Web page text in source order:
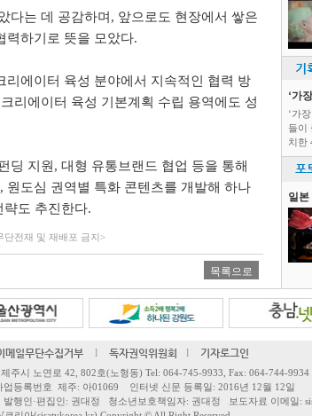
다는 데 공감하며 , 앞으로도 현장에서 쌓은
력하기로 뜻을 모았다.
에이터 육성 분야에서 지속적인 협력 방
리에이터 육성 기본계획 수립 용역에도 성
딩 지원 , 대형 유통브랜드 협업 등을 통해
, 원도심 권역별 특화 콘텐츠를 개발해 하나
략도 추진한다.
단전재 및 재배포 금지>
목록으로
기
‘가
‘가
들이
치한
포
일본
메일무단수집거부 l 독자권익위원회 l 기자로그인
주시 노연로 42, 802호(노형동) Tel: 064-745-9933, Fax: 064-744-9934
업등록번호 제주: 아01069 인터넷 신문 등록일: 2016년 12월 12일
발행인·편집인: 권대정 청소년보호책임자: 권대정 보도자료 이메일: